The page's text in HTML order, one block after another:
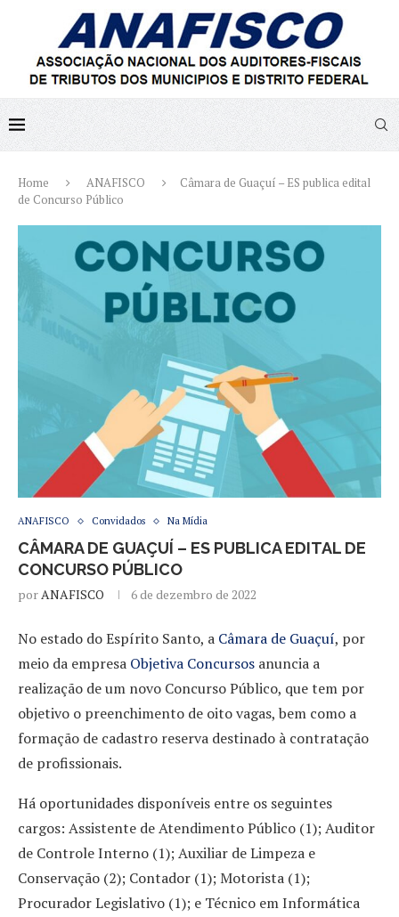
Home ANAFISCO
Câmara de Guaçuí – ES publica edital
de Concurso Público
ANAFISCO Convidados Na Mídia
CÂMARA DE GUAÇUÍ – ES PUBLICA EDITAL DE
CONCURSO PÚBLICO
porANAFISCO 6 de dezembro de 2022
No estado do Espírito Santo, a Câmara de Guaçuí, por
meio da empresa Objetiva Concursos anuncia a
realização de um novo Concurso Público, que tem por
objetivo o preenchimento de oito vagas, bem como a
formação de cadastro reserva destinado à contratação
de profissionais.
Há oportunidades disponíveis entre os seguintes
cargos: Assistente de Atendimento Público (1); Auditor
de Controle Interno (1); Auxiliar de Limpeza e
Conservação (2); Contador (1); Motorista (1);
Procurador Legislativo (1); e Técnico em Informática